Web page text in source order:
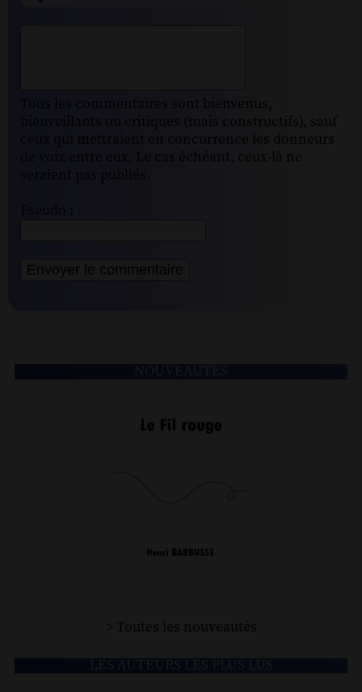
Tous les commentaires sont bienvenus,
bienveillants ou critiques (mais constructifs), sauf
ceux qui mettraient en concurrence les donneurs
de voix entre eux. Le cas échéant, ceux-là ne
seraient pas publiés.
Pseudo :
> Toutes les nouveautés